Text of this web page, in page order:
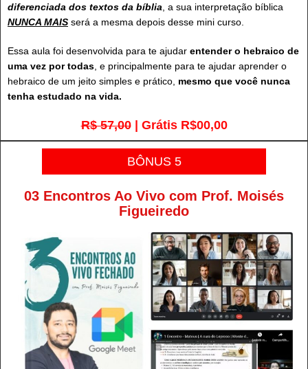
diferenciada dos textos da bíblia , a sua interpretação bíblica
NUNCA MAIS será a mesma depois desse mini curso.
Essa aula foi desenvolvida para te ajudar entender o hebraico de
uma vez por todas , e principalmente para te ajudar aprender o
hebraico de um jeito simples e prático, mesmo que você nunca
tenha estudado na vida.
R$ 57,00| Grátis R$00,00
BÔNUS 5
03 Encontros Ao Vivo com Prof. Moisés
Figueiredo